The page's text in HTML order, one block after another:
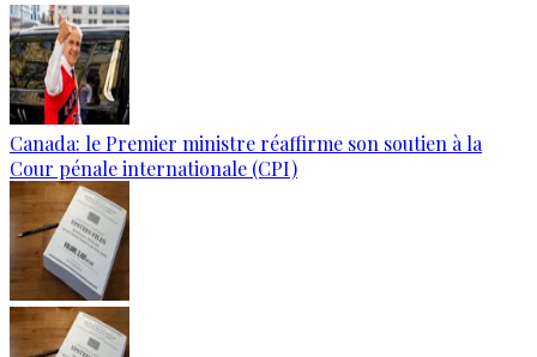
Canada: le Premier ministre réaffirme son soutien à la
Cour pénale internationale (CPI)